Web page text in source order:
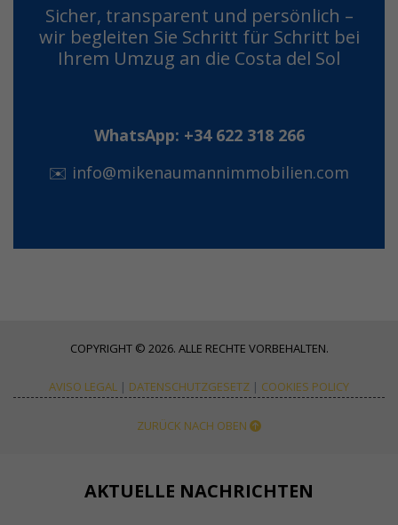
Sicher, transparent und persönlich –
wir begleiten Sie Schritt für Schritt bei
Ihrem Umzug an die Costa del Sol
WhatsApp: +34 622 318 266
✉️ info@mikenaumannimmobilien.com
COPYRIGHT © 2026. ALLE RECHTE VORBEHALTEN.
AVISO LEGAL | DATENSCHUTZGESETZ | COOKIES POLICY
ZURÜCK NACH OBEN
AKTUELLE NACHRICHTEN